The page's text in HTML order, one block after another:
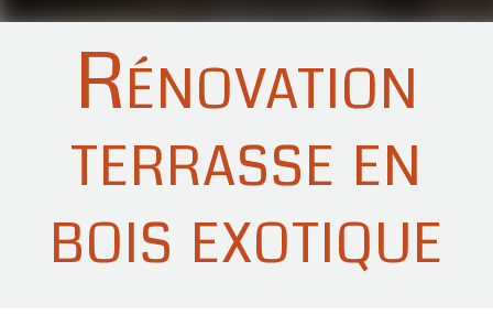
Rénovation
terrasse en
bois exotique